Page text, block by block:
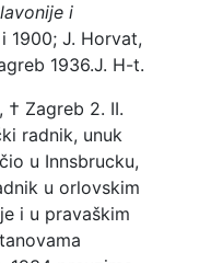
i
1900; J. Horvat,
1936.J. H-t.
† Zagreb 2. II.
radnik, unuk
u Innsbrucku,
u orlovskim
i u pravaškim